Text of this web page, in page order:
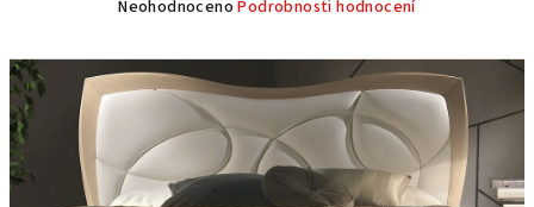
Průměrné
produktu
je
0,0
hvězdiček.
Neohodnoceno Podrobnosti hodnocení